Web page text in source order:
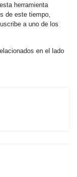
herramienta
de este tiempo,
a uno de los
en el lado